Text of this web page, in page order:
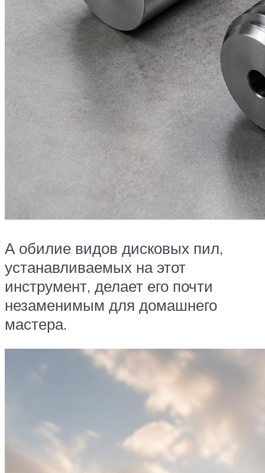
А обилие видов дисковых пил,
устанавливаемых на этот
инструмент, делает его почти
незаменимым для домашнего
мастера.